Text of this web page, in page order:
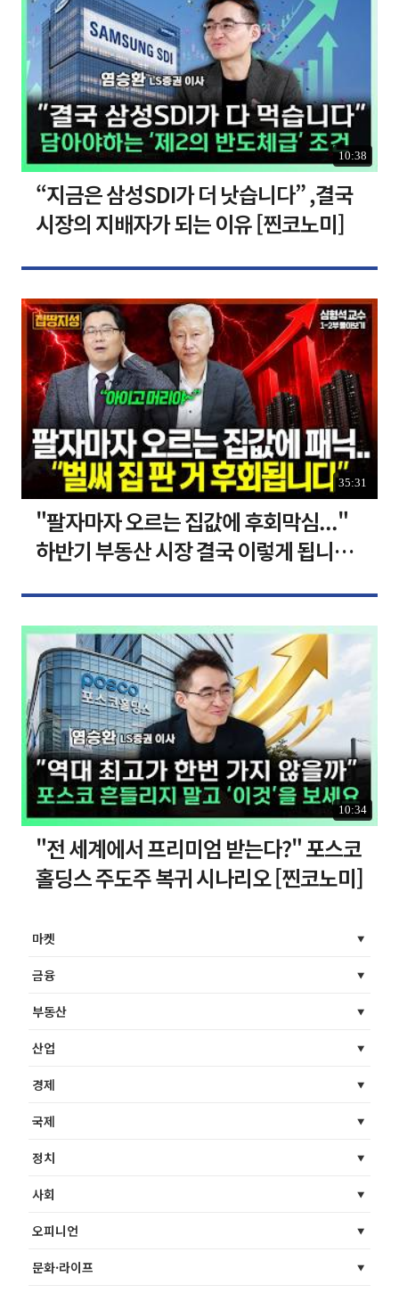
10:38
“지금은 삼성SDI가 더 낫습니다” ,결국
시장의 지배자가 되는 이유 [찐코노미]
35:31
"팔자마자 오르는 집값에 후회막심..."
하반기 부동산 시장 결국 이렇게 됩니다 I
10:34
"전 세계에서 프리미엄 받는다?" 포스코
홀딩스 주도주 복귀 시나리오 [찐코노미]
마켓
금융
부동산
산업
경제
국제
정치
사회
오피니언
문화·라이프